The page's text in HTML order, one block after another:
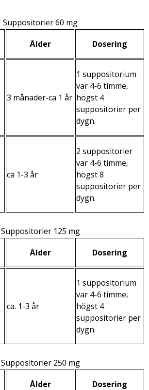
Suppositorier 60 mg
Ålder Dosering
3 månader-ca 1 år
1 suppositorium
var 4-6 timme,
högst 4
suppositorier per
dygn.
ca 1-3 år
2 suppositorier
var 4-6 timme,
högst 8
suppositorier per
dygn.
Suppositorier 125 mg
Ålder Dosering
ca. 1-3 år
1 suppositorium
var 4-6 timme,
högst 4
suppositorier per
dygn.
Suppositorier 250 mg
Ålder Dosering